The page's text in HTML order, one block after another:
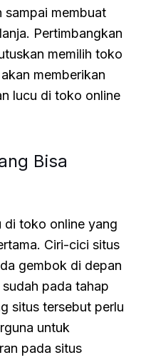
sampai membuat
Pertimbangkan
memilih toko
memberikan
lucu di toko online
Bisa
di toko online yang
Ciri-cici situs
gembok di depan
pada tahap
situs tersebut perlu
untuk
pada situs